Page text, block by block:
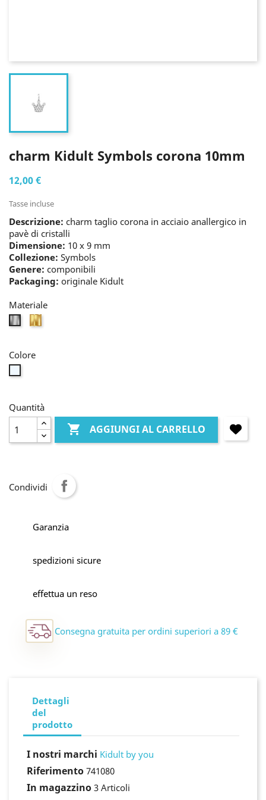
charm Kidult Symbols corona 10mm
12,00 €
Tasse incluse
Descrizione: charm taglio corona in acciaio anallergico in
pavè di cristalli
Dimensione: 10 x 9 mm
Collezione: Symbols
Genere: componibili
Packaging: originale Kidult
Materiale
bianco
Colore
Quantità
 AGGIUNGI AL CARRELLO
Condividi
Garanzia
spedizioni sicure
effettua un reso
Consegna gratuita per ordini superiori a 89 €
Dettagli
del
prodotto
I nostri marchi Kidult by you
Riferimento 741080
In magazzino 3 Articoli